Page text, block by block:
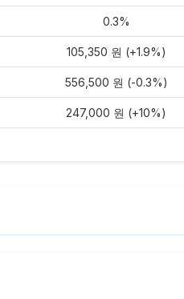
0.3%
105,350 원 (+1.9%)
556,500 원 (-0.3%)
247,000 원 (+10%)